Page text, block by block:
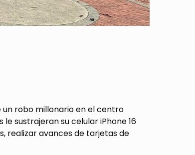
robo millonario en el centro
sustrajeran su celular iPhone 16
realizar avances de tarjetas de